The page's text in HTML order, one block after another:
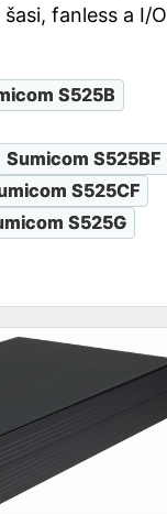
fanless a I/O
S525B
Sumicom S525BF
S525CF
S525G